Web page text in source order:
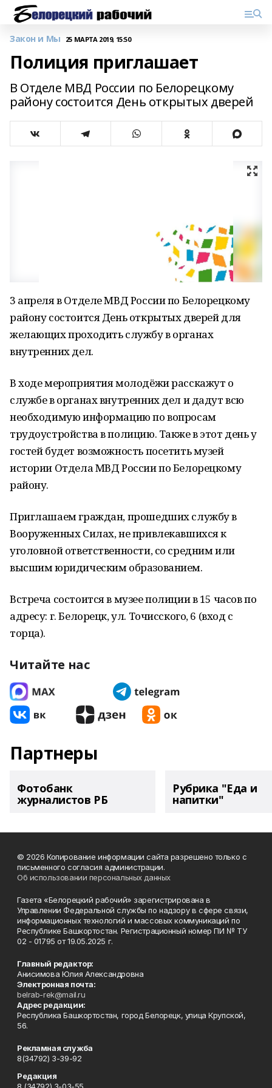
Закон и Мы 25 МАРТА 2019, 15:50
Полиция приглашает
В Отделе МВД России по Белорецкому
району состоится День открытых дверей
3 апреля в Отделе МВД России по Белорецкому
району состоится День открытых дверей для
желающих проходить службу в органах
внутренних дел.
В ходе мероприятия молодёжи расскажут о
службе в органах внутренних дел и дадут всю
необходимую информацию по вопросам
трудоустройства в полицию. Также в этот день у
гостей будет возможность посетить музей
истории Отдела МВД России по Белорецкому
району.
Приглашаем граждан, прошедших службу в
Вооруженных Силах, не привлекавшихся к
уголовной ответственности, со средним или
высшим юридическим образованием.
Встреча состоится в музее полиции в 15 часов по
адресу: г. Белорецк, ул. Точисского, 6 (вход с
торца).
Читайте нас
Партнеры
Фотобанк
журналистов РБ
Рубрика "Еда и
напитки"
© 2026 Копирование информации сайта разрешено только с
письменного согласия администрации.
Об использовании персональных данных
Газета «Белорецкий рабочий» зарегистрирована в
Управлении Федеральной службы по надзору в сфере связи,
информационных технологий и массовых коммуникаций по
Республике Башкортостан. Регистрационный номер ПИ № ТУ
02 - 01795 от 19.05.2025 г.
Главный редактор:
Анисимова Юлия Александровна
Электронная почта:
belrab-rek@mail.ru
Адрес редакции:
Республика Башкортостан, город Белорецк, улица Крупской,
56.
Рекламная служба
8(34792) 3-39-92
Редакция